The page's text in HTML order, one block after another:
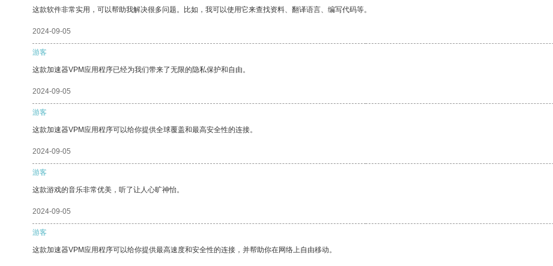
这款软件非常实用，可以帮助我解决很多问题。比如，我可以使用它来查找资料、翻译语言、编写代码等。
2024-09-05
游客
这款加速器VPM应用程序已经为我们带来了无限的隐私保护和自由。
2024-09-05
游客
这款加速器VPM应用程序可以给你提供全球覆盖和最高安全性的连接。
2024-09-05
游客
这款游戏的音乐非常优美，听了让人心旷神怡。
2024-09-05
游客
这款加速器VPM应用程序可以给你提供最高速度和安全性的连接，并帮助你在网络上自由移动。